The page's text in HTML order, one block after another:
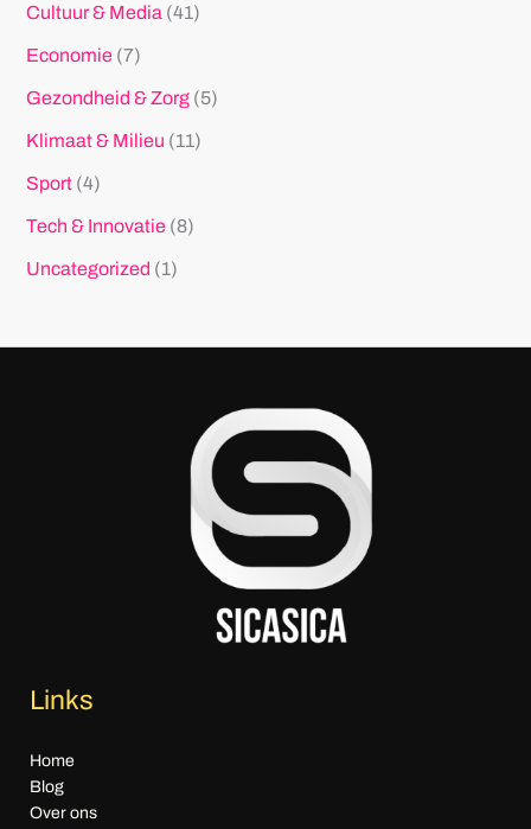
Cultuur & Media (41)
Economie(7)
Gezondheid & Zorg(5)
Klimaat & Milieu (11)
Sport(4)
Tech & Innovatie(8)
Uncategorized (1)
Links
Home
Blog
Over ons